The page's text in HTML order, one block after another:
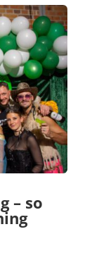
– so